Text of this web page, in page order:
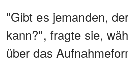
"Gibt es jemanden,
kann?", fragte sie,
über das